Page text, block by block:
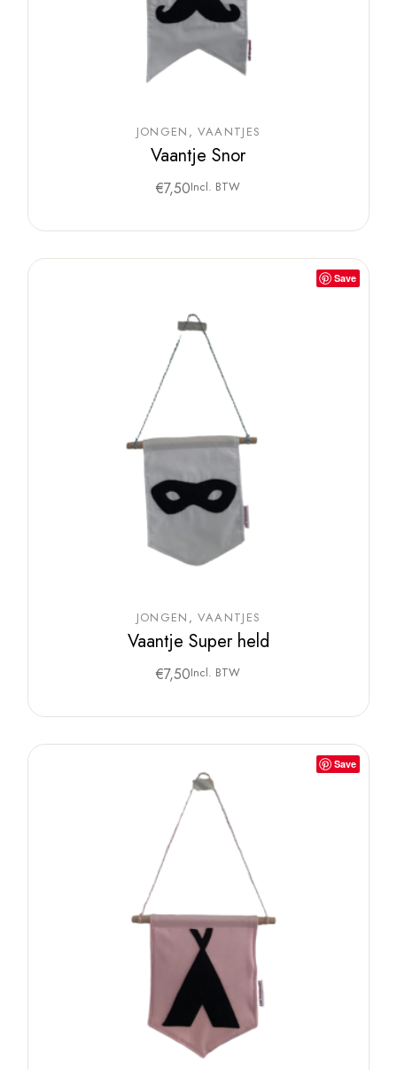
JONGEN VAANTJES
Vaantje Snor
€7,50Incl. BTW
Save
JONGEN VAANTJES
Vaantje Super held
€7,50Incl. BTW
Save